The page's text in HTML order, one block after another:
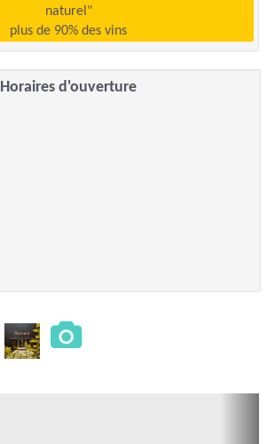
naturel"
plus de 90% des vins
Horaires d'ouverture